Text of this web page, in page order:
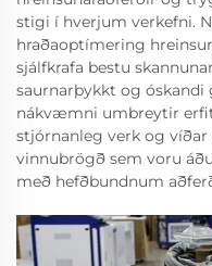
stigi í hverjum verkefni.
hraðaoptímering
sjálfkrafa bestu
saurnarþykkt og
nákvæmni umbreytir
stjórnanleg verk og
vinnubrögð sem voru
með hefðbundnum